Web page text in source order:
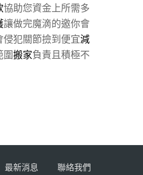
協助您資金上所需多
讓做完魔滴的邀你會
侵犯關節撿到便宜減
圍搬家負責且積極不
最新消息 聯絡我們